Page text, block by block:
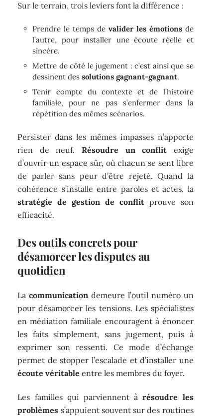
Sur le terrain, trois leviers font la différence :
Prendre le temps de valider les émotionsde
l’autre, pour installer une écoute réelle et
sincère.
Mettre de côté le jugement : c’est ainsi que se
dessinent dessolutions gagnant-gagnant.
Tenir compte du contexte et de l’histoire
familiale, pour ne pas s’enfermer dans la
répétition des mêmes scénarios.
Persister dans les mêmes impasses n’apporte
rien de neuf. Résoudre un conflit exige
d’ouvrir un espace sûr, où chacun se sent libre
de parler sans peur d’être rejeté. Quand la
cohérence s’installe entre paroles et actes, la
stratégie de gestion de conflitprouve son
efficacité.
Des outils concrets pour
désamorcer les disputes au
quotidien
Lacommunication demeure l’outil numéro un
pour désamorcer les tensions. Les spécialistes
en médiation familiale encouragent à énoncer
les faits simplement, sans jugement, puis à
exprimer son ressenti. Ce mode d’échange
permet de stopper l’escalade et d’installer une
écoute véritable entre les membres du foyer.
Les familles qui parviennent àrésoudre les
problèmes s’appuient souvent sur des routines